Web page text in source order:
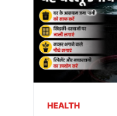
HEALTH